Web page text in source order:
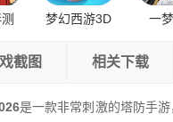
梦幻西游3D
一
截图 相关下载
是一款非常刺激的塔防手